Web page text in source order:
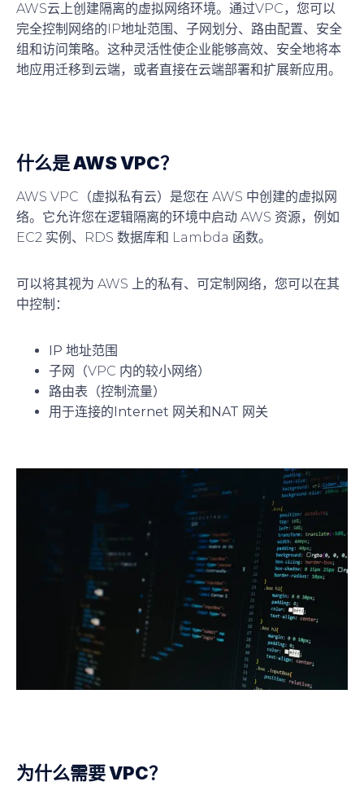
AWS云上创建隔离的虚拟网络环境。通过VPC，您可以
完全控制网络的IP地址范围、子网划分、路由配置、安全
组和访问策略。这种灵活性使企业能够高效、安全地将本
地应用迁移到云端，或者直接在云端部署和扩展新应用。
什么是 AWS VPC？
AWS VPC（虚拟私有云）是您在 AWS 中创建的虚拟网
络。它允许您在逻辑隔离的环境中启动 AWS 资源，例如
EC2 实例、RDS 数据库和 Lambda 函数。
可以将其视为 AWS 上的私有、可定制网络，您可以在其
中控制：
IP 地址范围
子网
（VPC 内的较小网络）
路由表 （控制流量）
用于连接的Internet 网关和NAT 网关
为什么需要 VPC？